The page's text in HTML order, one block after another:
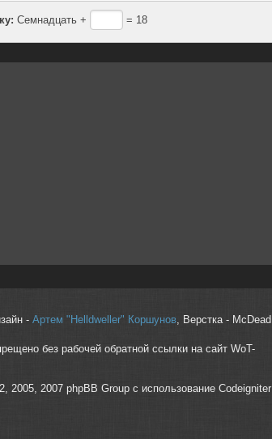
Семнадцать + = 18
- Артем "Helldweller" Коршунов, Верстка - McDead
без рабочей обратной ссылки на сайт WoT-
2005, 2007 phpBB Group с использование Codeigniter